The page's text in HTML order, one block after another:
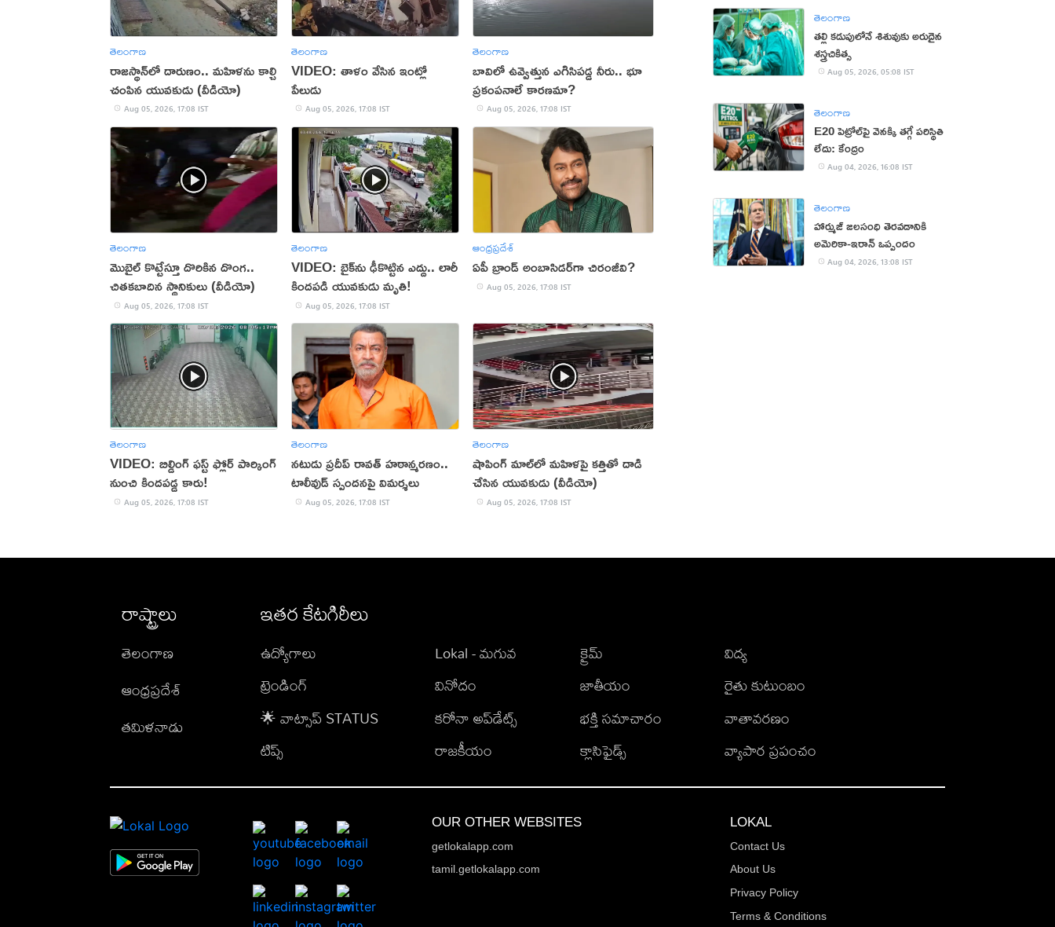
తెలంగాణ
రాజస్థాన్‌లో దారుణం.. మహిళను కాల్చి
చంపిన యువకుడు (వీడియో)
Aug 05, 2026, 17:08 IST
తెలంగాణ
VIDEO: తాళం వేసిన ఇంట్లో
పేలుడు
Aug 05, 2026, 17:08 IST
తెలంగాణ
బావిలో ఉవ్వెత్తున ఎగిసిపడ్డ నీరు.. భూ
ప్రకంపనాలే కారణమా?
Aug 05, 2026, 17:08 IST
తెలంగాణ
మొబైల్ కొట్టేస్తూ దొరికిన దొంగ..
చితకబాదిన స్థానికులు (వీడియో)
Aug 05, 2026, 17:08 IST
తెలంగాణ
VIDEO: బైక్‌ను ఢీకొట్టిన ఎద్దు.. లారీ
కిందపడి యువకుడు మృతి!
Aug 05, 2026, 17:08 IST
ఆంధ్రప్రదేశ్
ఏపీ బ్రాండ్ అంబాసిడర్‌గా చిరంజీవి?
Aug 05, 2026, 17:08 IST
తెలంగాణ
VIDEO: బిల్డింగ్ ఫస్ట్ ఫ్లోర్ పార్కింగ్
నుంచి కిందపడ్డ కారు!
Aug 05, 2026, 17:08 IST
తెలంగాణ
నటుడు ప్రదీప్ రావత్ హఠాన్మరణం..
టాలీవుడ్ స్పందనపై విమర్శలు
Aug 05, 2026, 17:08 IST
తెలంగాణ
షాపింగ్ మాల్‌లో మహిళపై కత్తితో దాడి
చేసిన యువకుడు (వీడియో)
Aug 05, 2026, 17:08 IST
తెలంగాణ
తల్లి కడుపులోనే శిశువుకు అరుదైన
శస్త్రచికిత్స
Aug 05, 2026, 05:08 IST
తెలంగాణ
E20 పెట్రోల్‌పై వెనక్కి తగ్గే పరిస్థితి
లేదు: కేంద్రం
Aug 04, 2026, 16:08 IST
తెలంగాణ
హార్ముజ్ జలసంధి తెరవడానికి
అమెరికా-ఇరాన్ ఒప్పందం
Aug 04, 2026, 13:08 IST
రాష్ట్రాలు
తెలంగాణ
ఆంధ్రప్రదేశ్
తమిళనాడు
ఇతర కేటగిరీలు
ఉద్యోగాలు
ట్రెండింగ్
🌟 వాట్సాప్ STATUS
టిప్స్
Lokal - మగువ
వినోదం
కరోనా అప్‌డేట్స్
రాజకీయం
క్రైమ్
జాతీయం
భక్తి సమాచారం
క్లాసిఫైడ్స్
విద్య
రైతు కుటుంబం
వాతావరణం
వ్యాపార ప్రపంచం
OUR OTHER WEBSITES
getlokalapp.com
tamil.getlokalapp.com
LOKAL
Contact Us
About Us
Privacy Policy
Terms & Conditions